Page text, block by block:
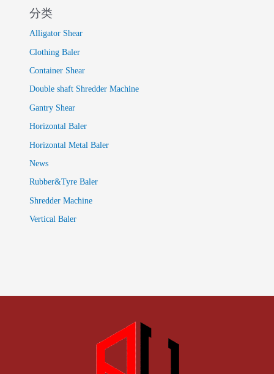
分类
Alligator Shear
Clothing Baler
Container Shear
Double shaft Shredder Machine
Gantry Shear
Horizontal Baler
Horizontal Metal Baler
News
Rubber&Tyre Baler
Shredder Machine
Vertical Baler